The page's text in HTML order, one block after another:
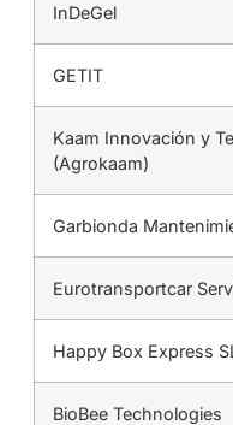
InDeGel
GETIT
Kaam Innovación y
(Agrokaam)
Garbionda
Eurotransportcar
Happy Box Express
BioBee Technologies